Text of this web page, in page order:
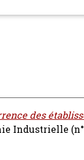
des
Industrielle (n°